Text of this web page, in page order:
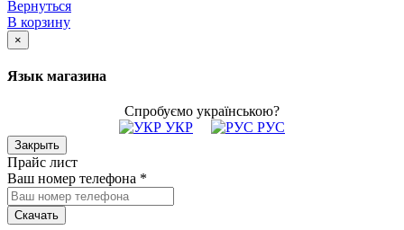
Вернуться
В корзину
×
Язык магазина
Спробуємо українською?
УКР
РУС
Закрыть
Прайс лист
Ваш номер телефона *
Скачать